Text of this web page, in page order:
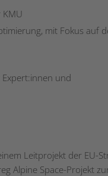
mit Fokus auf
und
Leitprojekt der EU-
Alpine Space-Projekt